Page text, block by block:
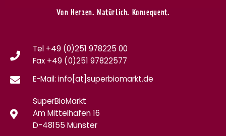
Von Herzen. Natürlich. Konsequent.
Tel +49 (0)251 978225 00
Fax +49 (0)251 97822577
E-Mail: info[at]superbiomarkt.de
SuperBioMarkt
Am Mittelhafen 16
D-48155 Münster